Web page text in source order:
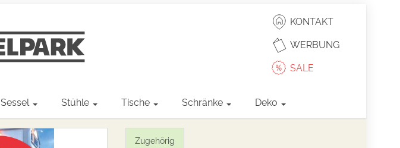
KONTAKT
WERBUNG
SALE
Sessel Stühle Tische Schränke Deko
Zugehörig